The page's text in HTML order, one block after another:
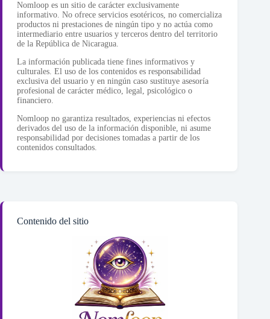
Nomloop es un sitio de carácter exclusivamente
informativo. No ofrece servicios esotéricos, no comercializa
productos ni prestaciones de ningún tipo y no actúa como
intermediario entre usuarios y terceros dentro del territorio
de la República de Nicaragua.
La información publicada tiene fines informativos y
culturales. El uso de los contenidos es responsabilidad
exclusiva del usuario y en ningún caso sustituye asesoría
profesional de carácter médico, legal, psicológico o
financiero.
Nomloop no garantiza resultados, experiencias ni efectos
derivados del uso de la información disponible, ni asume
responsabilidad por decisiones tomadas a partir de los
contenidos consultados.
Contenido del sitio